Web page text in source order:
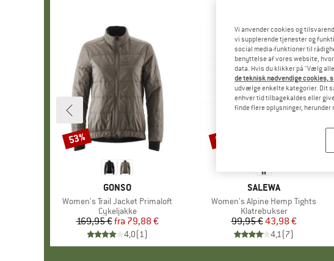
MÆRKE
GONSO
Artikel
Women's Trail Jacket Primaloft
Produktgruppe
Cykeljakke
Pris
169,95 € Nedsat pris
fra 79,88 €
4,0(1)
Rabat
53%
MÆRKE
SALEWA
Artikel
Women's Alpine Hemp Tights
Produktgruppe
Klatrebukser
Pris
99,95 €Nedsat pris
43,98 €
4,1(7)
Rabat
56%
Vi anvender cookies og
vi supplerende tjenester og
social media-funktioner til
benyttelse af vores website,
data. Hvis du klikker på "Vælg
de teknisk nødvendige cookies,
udvælge enkelte kategorier. Dit
enhver tid tilbagekaldes eller
finde flere oplysninger,